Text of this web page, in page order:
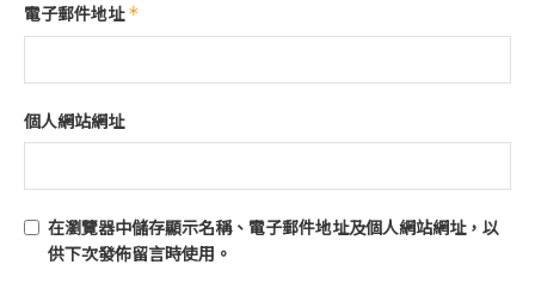
電子郵件地址*
個人網站網址
在瀏覽器中儲存顯示名稱、電子郵件地址及個人網站網址，以
供下次發佈留言時使用。